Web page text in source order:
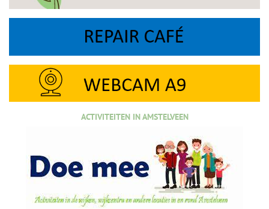
ACTIVITEITEN IN AMSTELVEEN